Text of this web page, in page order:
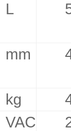
L
mm
kg
VAC